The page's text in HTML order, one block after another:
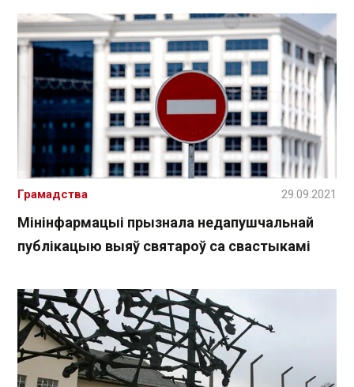
Мінінфармацыі прызнала недапушчальнай
публікацыю выяў святароў са свастыкамі
Грамадства 29.09.2021